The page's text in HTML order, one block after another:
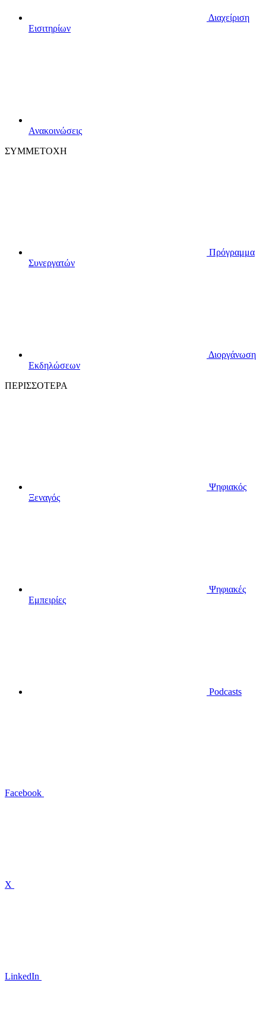
Διαχείριση
Εισιτηρίων
Ανακοινώσεις
ΣΥΜΜΕΤΟΧΗ
Πρόγραμμα
Συνεργατών
Διοργάνωση
Εκδηλώσεων
ΠΕΡΙΣΣΟΤΕΡΑ
Ψηφιακός
Ξεναγός
Ψηφιακές
Εμπειρίες
Podcasts
Facebook
X
LinkedIn